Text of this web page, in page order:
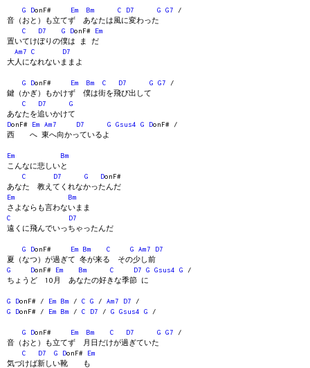
G DonF# Em Bm C D7 G G7 /
音（おと）も立てず あなたは風に変わった
C
D7 G DonF# Em
置いてけぼりの僕は ま だ
Am7
C
D7
大人になれないままよ
G DonF# Em Bm C D7 G G7 /
鍵（かぎ）もかけず 僕は街を飛び出して
C
D7
G
あなたを追いかけて
DonF# Em Am7 D7 G Gsus4 G DonF# /
西 へ 東へ向かっているよ
Em
Bm
こんなに悲しいと
C
D7 G DonF#
あなた 教えてくれなかったんだ
Em
Bm
さよならも言わないまま
C
D7
遠くに飛んでいっちゃったんだ
G DonF# Em Bm C G Am7
D7
夏（なつ）が過ぎて 冬が来る その少し前
G
DonF# Em Bm C D7 G Gsus4 G /
ちょうど 1O月 あなたの好きな季節 に
G DonF# / Em Bm / C G / Am7 D7 /
G
DonF# / Em Bm / C D7 / G Gsus4 G /
G DonF# Em Bm C D7 G G7 /
音（おと）も立てず 月日だけが過ぎていた
C
D7 G DonF# Em
気づけば新しい靴 も